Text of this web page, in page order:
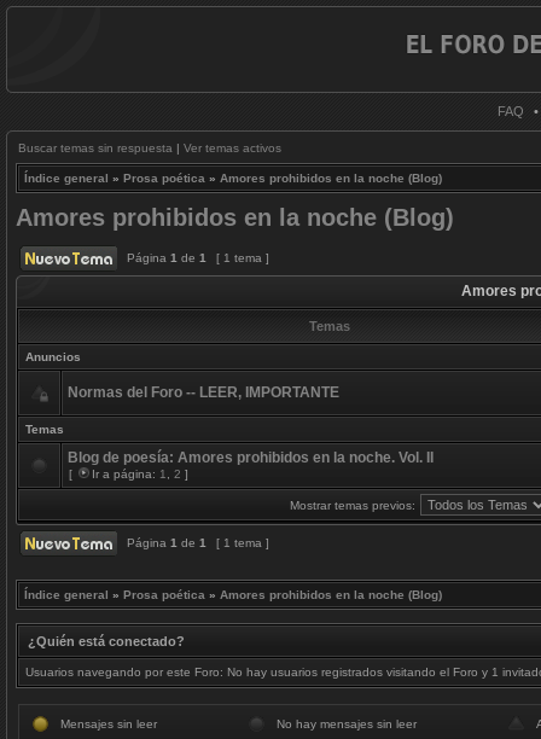
FAQ •
Buscar temas sin respuesta | Ver temas activos
Índice general » Prosa poética » Amores prohibidos en la noche (Blog)
Amores prohibidos en la noche (Blog)
Página 1 de 1 [ 1 tema ]
Amores
Temas
Anuncios
Normas del Foro -- LEER, IMPORTANTE
Temas
Blog de poesía: Amores prohibidos en la noche. Vol. II
[ Ir a página: 1 2 ]
Mostrar temas previos:
Página 1 de 1 [ 1 tema ]
Índice general » Prosa poética » Amores prohibidos en la noche (Blog)
¿Quién está conectado?
Usuarios navegando por este Foro: No hay usuarios registrados visitando el Foro y 1
Mensajes sin leer No hay mensajes sin leer